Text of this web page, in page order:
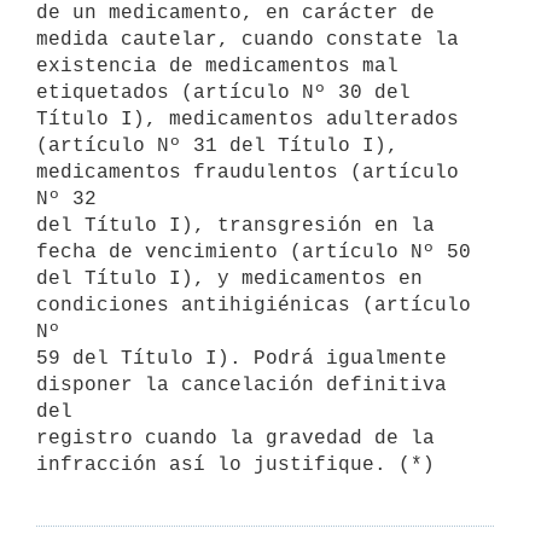
de un medicamento, en carácter de
medida cautelar, cuando constate la
existencia de medicamentos mal
etiquetados (artículo Nº 30 del
Título I), medicamentos adulterados
(artículo Nº 31 del Título I),
medicamentos fraudulentos (artículo
Nº 32
del Título I), transgresión en la
fecha de vencimiento (artículo Nº 50
del Título I), y medicamentos en
condiciones antihigiénicas (artículo
Nº
59 del Título I). Podrá igualmente
disponer la cancelación definitiva
del
registro cuando la gravedad de la